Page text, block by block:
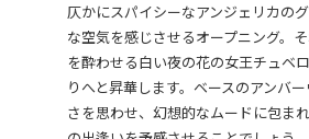
仄かにスパイシーなアンジェリカの
な空気を感じさせるオープニング。
を酔わせる白い夜の花の女王チュベ
りへと昇華します。ベースのアンバ
さを思わせ、幻想的なムードに包ま